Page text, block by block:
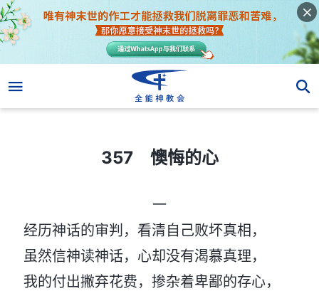
357 懊悔的心
一
经历神话的审判，看清自己败坏真相，
虽然信神读神话，心却没有渴慕真理，
我的付出撇弃花费，掺杂着卑鄙的存心，